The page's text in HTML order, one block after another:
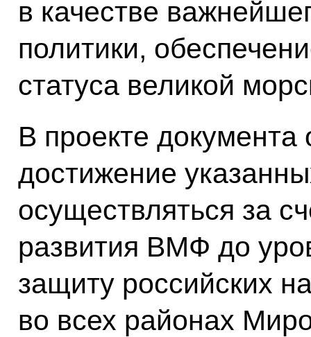
в качестве
политики,
статуса великой
В проекте документа
достижение
осуществляться за
развития ВМФ до
защиту российских
во всех районах